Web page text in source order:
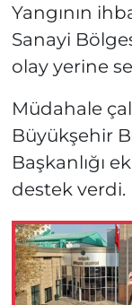
Yangının
Sanayi
olay yerine
Müdahale
Büyükşehir
Başkanlığı
destek verdi.